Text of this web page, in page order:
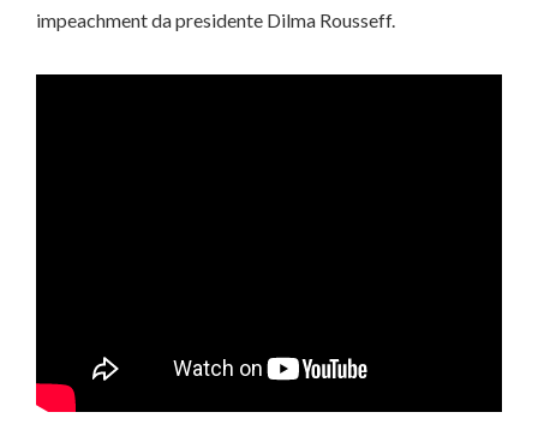
impeachment da presidente Dilma Rousseff.